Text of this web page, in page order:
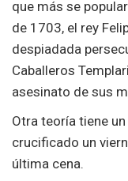
que más se
de 1703, el rey
despiadada
Caballeros
asesinato de sus
Otra teoría tiene
crucificado un
última cena.